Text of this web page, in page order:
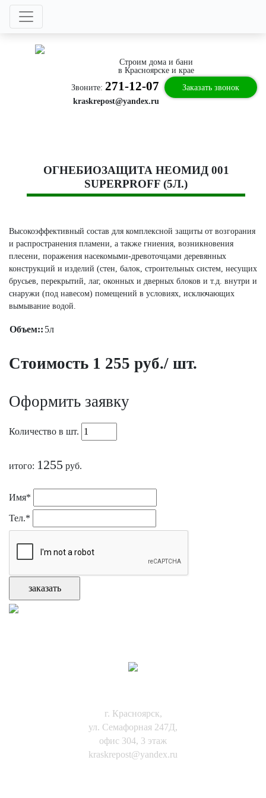
Строим дома и бани
в Красноярске и крае
Звоните: 271-12-07
kraskrepost@yandex.ru
Заказать звонок
ОГНЕБИОЗАЩИТА НЕОМИД 001
SUPERPROFF (5Л.)
Высокоэффективный состав для комплексной защиты от возгорания
и распространения пламени, а также гниения, возникновения
плесени, поражения насекомыми-древоточцами деревянных
конструкций и изделий (стен, балок, строительных систем, несущих
брусьев, перекрытий, лаг, оконных и дверных блоков и т.д. внутри и
снаружи (под навесом) помещений в условиях, исключающих
вымывание водой.
Объем:: 5л
Стоимость 1 255 руб./ шт.
Оформить заявку
Количество в шт.
итого: 1255 руб.
Имя*
Тел.*
г. Красноярск,
ул. Семафорная 247Д,
офис 304, 3 этаж
kraskrepost@yandex.ru